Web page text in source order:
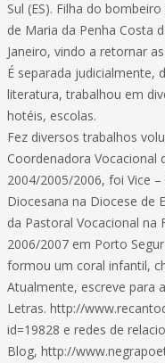
Sul (ES). Filha do
de Maria da Penha Costa
Janeiro, vindo a retornar
É separada judicialmente,
literatura, trabalhou em
hotéis, escolas.
Fez diversos trabalhos
Coordenadora Vocacional
2004/2005/2006, foi Vice
Diocesana na Diocese de
da Pastoral Vocacional
2006/2007 em Porto
formou um coral infantil,
Atualmente, escreve para
Letras. http://
id=19828 e redes de
Blog, http://